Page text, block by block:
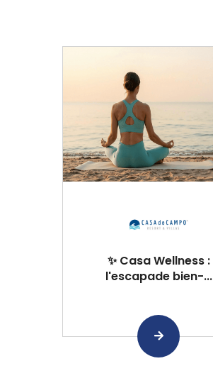
✨ Casa Wellness :
l'escapade bien-...